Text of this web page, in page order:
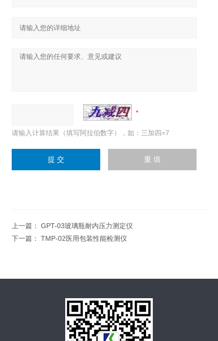
请输入计算结果（填写阿拉伯数字），如：三加四=7
上一篇： GPT-03玻璃瓶耐内压力测定仪
下一篇： TMP-02医用包装性能检测仪